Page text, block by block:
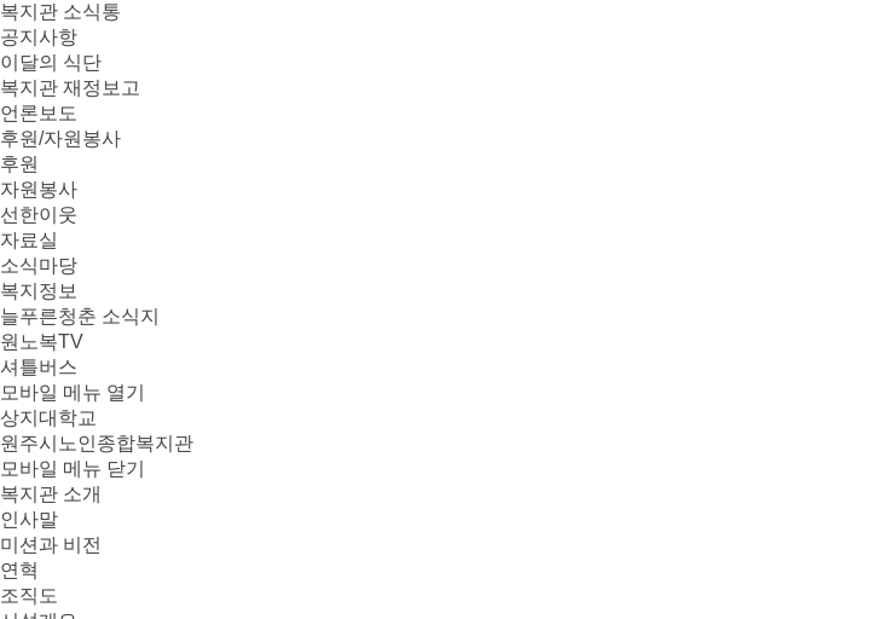
복지관 소식통
공지사항
이달의 식단
복지관 재정보고
언론보도
후원/자원봉사
후원
자원봉사
선한이웃
자료실
소식마당
복지정보
늘푸른청춘 소식지
원노복TV
셔틀버스
모바일 메뉴 열기
상지대학교
원주시노인종합복지관
모바일 메뉴 닫기
복지관 소개
인사말
미션과 비전
연혁
조직도